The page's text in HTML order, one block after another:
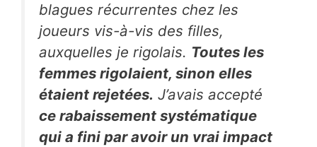
blagues récurrentes chez les
joueurs vis-à-vis des filles,
auxquelles je rigolais. Toutes les
femmes rigolaient, sinon elles
étaient rejetées. J’avais accepté
ce rabaissement systématique
qui a fini par avoir un vrai impact